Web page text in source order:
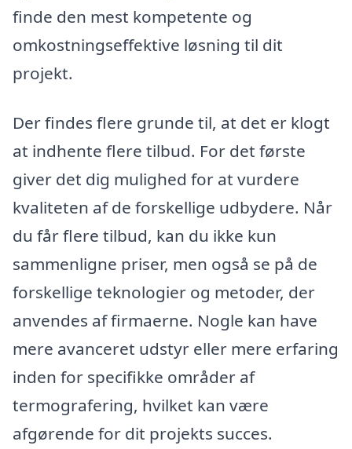
finde den mest kompetente og
omkostningseffektive løsning til dit
projekt.
Der findes flere grunde til, at det er klogt
at indhente flere tilbud. For det første
giver det dig mulighed for at vurdere
kvaliteten af de forskellige udbydere. Når
du får flere tilbud, kan du ikke kun
sammenligne priser, men også se på de
forskellige teknologier og metoder, der
anvendes af firmaerne. Nogle kan have
mere avanceret udstyr eller mere erfaring
inden for specifikke områder af
termografering, hvilket kan være
afgørende for dit projekts succes.